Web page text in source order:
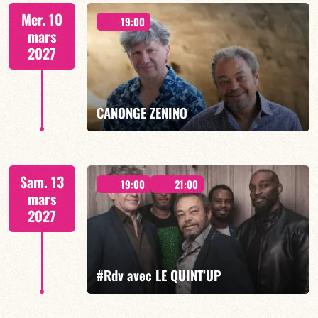
EN SAVOIR PLUS RÉSERVER
Mer. 10
mars
2027
19:00
CANONGE ZENINO
Mario Canonge / Michel Zenino
RÉSERVER
Sam. 13
mars
2027
19:00 21:00
#Rdv avec LE QUINT’UP